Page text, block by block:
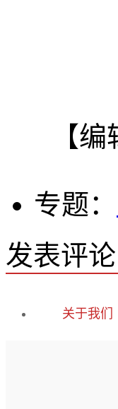
｜
｜
【
专题：
发表评论
关于我们